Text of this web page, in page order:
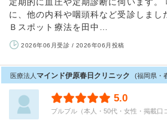
に、他の内科や咽頭科など受診しまし
Ｂスポット療法を田中…
2026年06月受診 / 2026年06月投稿
医療法人 マインド伊原春日クリニック (福岡県・
5.0
ブルブル（本人・50代・女性・掲載口